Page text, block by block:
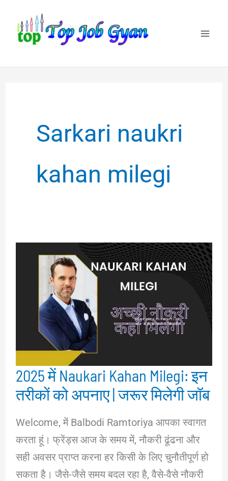
content
Sarkari naukri
kahan milegi
2025 में Naukari Kahan Milegi: इन
तरीकों को अपनाए | जरूर मिलेगी जॉब
Welcome, में Balbodi Ramtoriya आपका स्वागत
करता हूं। फ्रेंड्स आज के समय में, नौकरी ढूंढना और
सही अवसर प्राप्त करना हर किसी के लिए चुनौतीपूर्ण हो
सकता है। जैसे-जैसे समय बदल रहा है, वैसे-वैसे नौकरी